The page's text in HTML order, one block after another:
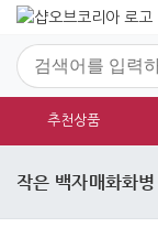
추천상품
작은 백자매화화병